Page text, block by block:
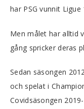
har PSG vunnit
Men målet har alltid
gång spricker deras
Sedan säsongen
och spelat i
Covidsäsongen